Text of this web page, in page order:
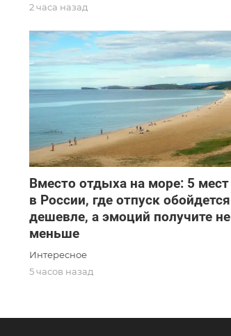
2 часа назад
Вместо отдыха на море: 5 мест
в России, где отпуск обойдется
дешевле, а эмоций получите не
меньше
Интересное
5 часов назад